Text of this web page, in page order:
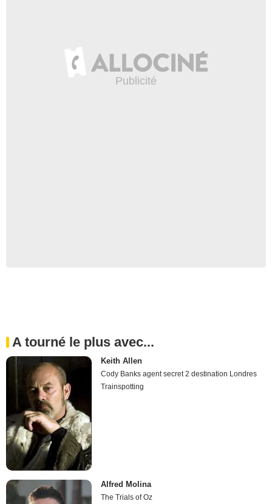
A tourné le plus avec...
Keith Allen
Cody Banks agent secret 2 destination Londres
Trainspotting
Alfred Molina
The Trials of Oz